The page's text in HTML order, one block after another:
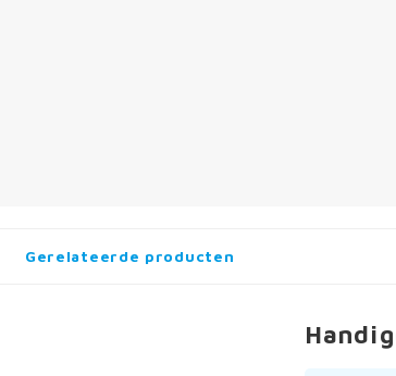
Gerelateerde producten